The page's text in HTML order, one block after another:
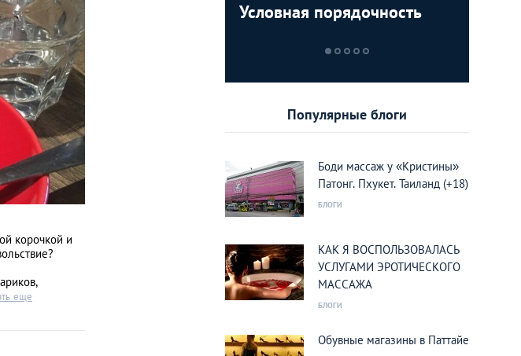
корочкой и
еще
Условная порядочность
Путь домой...
Популярные блоги
Боди массаж у «Кристины»
Патонг. Пхукет. Таиланд (+18)
БЛОГИ
КАК Я ВОСПОЛЬЗОВАЛАСЬ
УСЛУГАМИ ЭРОТИЧЕСКОГО
МАССАЖА
БЛОГИ
Обувные магазины в Паттайе